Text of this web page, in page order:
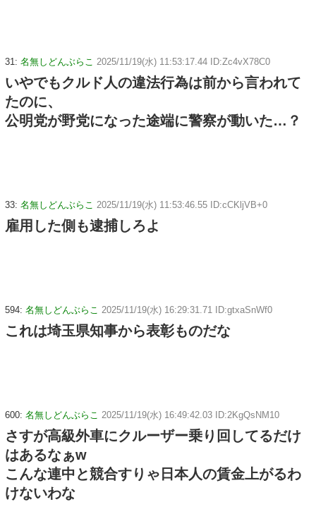
31: 名無しどんぶらこ 2025/11/19(水) 11:53:17.44 ID:Zc4vX78C0
いやでもクルド人の違法行為は前から言われて
たのに、
公明党が野党になった途端に警察が動いた…？
33: 名無しどんぶらこ 2025/11/19(水) 11:53:46.55 ID:cCKljVB+0
雇用した側も逮捕しろよ
594: 名無しどんぶらこ 2025/11/19(水) 16:29:31.71 ID:gtxaSnWf0
これは埼玉県知事から表彰ものだな
600: 名無しどんぶらこ 2025/11/19(水) 16:49:42.03 ID:2KgQsNM10
さすが高級外車にクルーザー乗り回してるだけ
はあるなぁw
こんな連中と競合すりゃ日本人の賃金上がるわ
けないわな